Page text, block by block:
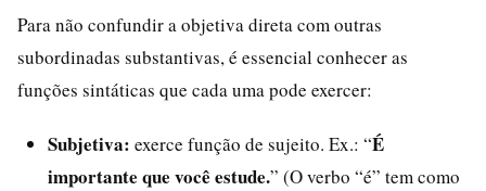
Para não confundir a objetiva direta com outras
subordinadas substantivas, é essencial conhecer as
funções sintáticas que cada uma pode exercer:
Subjetiva: exerce função de sujeito. Ex.: “É
importante que você estude.” (O verbo “é” tem como